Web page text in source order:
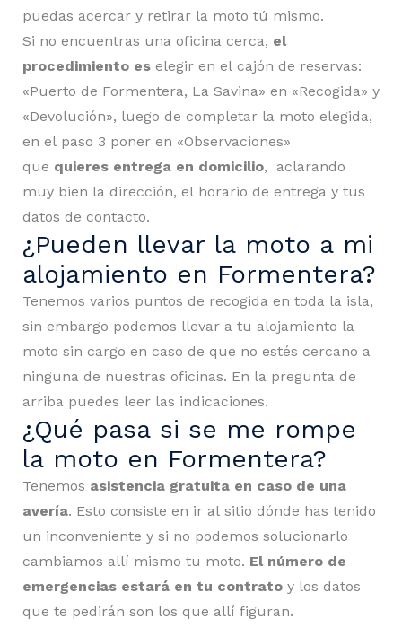
puedas acercar y retirar la moto tú mismo.
Si no encuentras una oficina cerca, el
procedimiento es elegir en el cajón de reservas:
«Puerto de Formentera, La Savina» en «Recogida» y
«Devolución», luego de completar la moto elegida,
en el paso 3 poner en «Observaciones»
que quieres entrega en domicilio, aclarando
muy bien la dirección, el horario de entrega y tus
datos de contacto.
¿Pueden llevar la moto a mi
alojamiento en Formentera?
Tenemos varios puntos de recogida en toda la isla,
sin embargo podemos llevar a tu alojamiento la
moto sin cargo en caso de que no estés cercano a
ninguna de nuestras oficinas. En la pregunta de
arriba puedes leer las indicaciones.
¿Qué pasa si se me rompe
la moto en Formentera?
Tenemos asistencia gratuita en caso de una
avería. Esto consiste en ir al sitio dónde has tenido
un inconveniente y si no podemos solucionarlo
cambiamos allí mismo tu moto. El número de
emergencias estará en tu contrato y los datos
que te pedirán son los que allí figuran.